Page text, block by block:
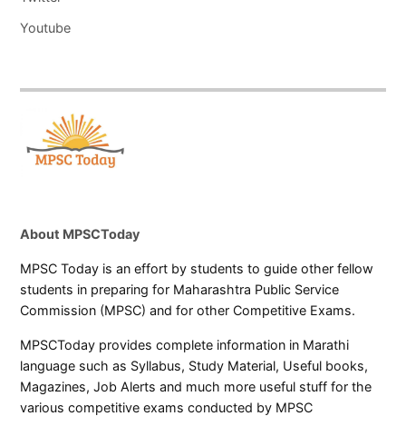
Youtube
About MPSCToday
MPSC Today is an effort by students to guide other fellow
students in preparing for Maharashtra Public Service
Commission (MPSC) and for other Competitive Exams.
MPSCToday provides complete information in Marathi
language such as Syllabus, Study Material, Useful books,
Magazines, Job Alerts and much more useful stuff for the
various competitive exams conducted by MPSC